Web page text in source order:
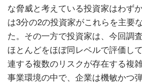
な脅威と考えている投資家はわず
は3分の2の投資家がこれらを主要
た。その一方で投資家は、今回調
ほとんどをほぼ同レベルで評価し
連する複数のリスクが存在する複
事業環境の中で、企業は機敏かつ